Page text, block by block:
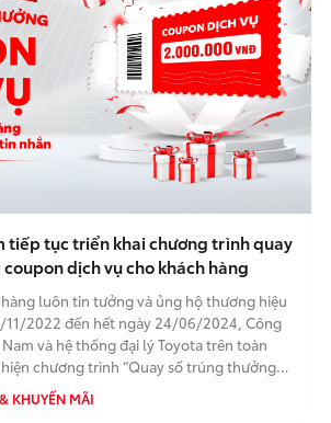
tiếp tục triển khai chương trình quay
dịch vụ cho khách hàng
luôn tin tưởng và ủng hộ thương hiệu
11/2022 đến hết ngày 24/06/2024, Công
và hệ thống đại lý Toyota trên toàn
chương trình “Quay số trúng thưởng
KHUYẾN MÃI